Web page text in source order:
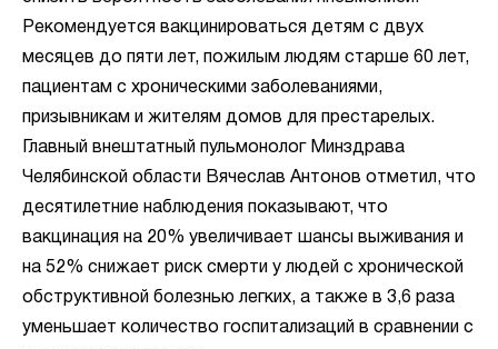
Рекомендуется вакцинироваться детям с двух
месяцев до пяти лет, пожилым людям старше 60 лет,
пациентам с хроническими заболеваниями,
призывникам и жителям домов для престарелых.
Главный внештатный пульмонолог Минздрава
Челябинской области Вячеслав Антонов отметил, что
десятилетние наблюдения показывают, что
вакцинация на 20% увеличивает шансы выживания и
на 52% снижает риск смерти у людей с хронической
обструктивной болезнью легких, а также в 3,6 раза
уменьшает количество госпитализаций в сравнении с